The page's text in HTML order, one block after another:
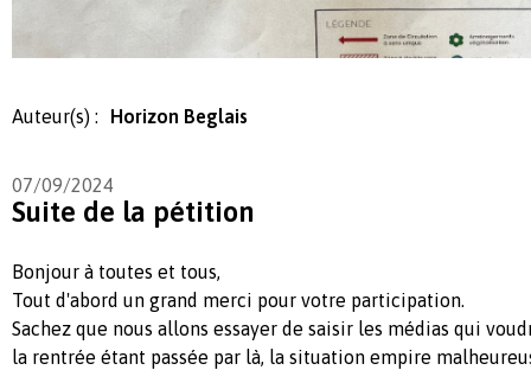
Auteur(s) : Horizon Beglais
07/09/2024
Suite de la pétition
Bonjour à toutes et tous,
Tout d'abord un grand merci pour votre participation.
Sachez que nous allons essayer de saisir les médias qui
la rentrée étant passée par là, la situation empire